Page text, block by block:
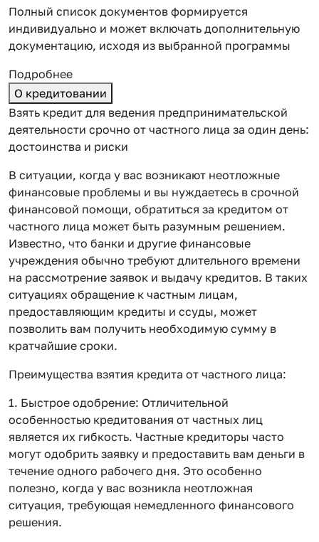
Полный список документов формируется
индивидуально и может включать дополнительную
документацию, исходя из выбранной программы
Подробнее
О кредитовании
Взять кредит для ведения предпринимательской
деятельности срочно от частного лица за один день:
достоинства и риски
В ситуации, когда у вас возникают неотложные
финансовые проблемы и вы нуждаетесь в срочной
финансовой помощи, обратиться за кредитом от
частного лица может быть разумным решением.
Известно, что банки и другие финансовые
учреждения обычно требуют длительного времени
на рассмотрение заявок и выдачу кредитов. В таких
ситуациях обращение к частным лицам,
предоставляющим кредиты и ссуды, может
позволить вам получить необходимую сумму в
кратчайшие сроки.
Преимущества взятия кредита от частного лица:
1. Быстрое одобрение: Отличительной
особенностью кредитования от частных лиц
является их гибкость. Частные кредиторы часто
могут одобрить заявку и предоставить вам деньги в
течение одного рабочего дня. Это особенно
полезно, когда у вас возникла неотложная
ситуация, требующая немедленного финансового
решения.